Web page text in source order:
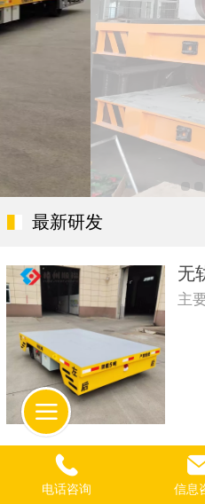
最新研发
无
主
电话咨询 信息